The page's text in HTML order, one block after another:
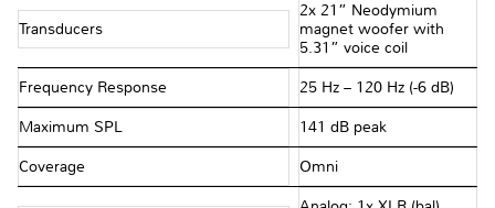
Transducers
2x 21” Neodymium
magnet woofer with
5.31” voice coil
Frequency Response 25 Hz – 120 Hz (-6 dB)
Maximum SPL 141 dB peak
Coverage Omni